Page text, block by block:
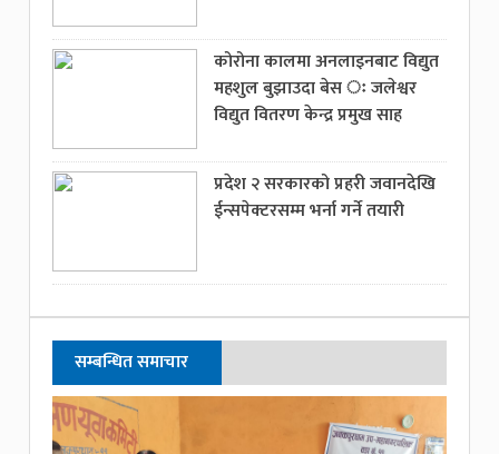
कोरोना कालमा अनलाइनबाट विद्युत
महशुल बुझाउदा बेस ः जलेश्वर
विद्युत वितरण केन्द्र प्रमुख साह
प्रदेश २ सरकारको प्रहरी जवानदेखि
ईन्सपेक्टरसम्म भर्ना गर्ने तयारी
सम्बन्धित समाचार